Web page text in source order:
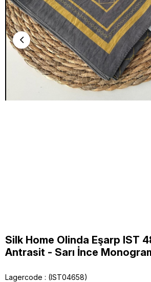
Silk Home Olinda Eşarp IST
Antrasit - Sarı İnce
Lagercode
(IST04658)